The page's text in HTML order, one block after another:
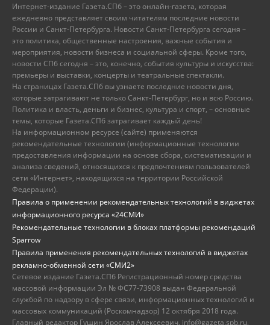
Интернет-издание Газета.СПб – это онлайн-газета, которая
ежедневно представляет своим читателям последние новости
России и Санкт-Петербурга. Новости Санкт-Петербурга сегодня –
это политика, общественные настроения, важные события и
мероприятия, новости бизнеса и социальной сферы. Кроме того,
новости СПб сегодня – это, конечно, события культуры и искусства:
премьеры и выставки, концерты и театральные спектакли.
На страницах Газета.СПб вы узнаете последние новости дня,
которые затрагивают не только Санкт-Петербург, но и всю Россию.
Политика и власть, деньги и бизнес, культура и спорт, – основные
темы, которые Газета.СПб затрагивает каждый день!
На информационном ресурсе (сайте) применяются
рекомендательные технологии (информационные технологии
предоставления информации на основе сбора, систематизации и
анализа сведений, относящихся к предпочтениям пользователей
сети «Интернет», находящихся на территории Российской
Федерации).
Правила о применении рекомендательных технологий в виджетах
информационного ресурса «24СМИ»
Рекомендательные технологии в блоках платформы рекомендаций
Sparrow
Правила применения рекомендательных технологий в виджетах
рекламно-обменной сети «СМИ2»
Сетевое издание Газета.СПб Регистрационный номер средства
массовой информации Эл № ФС77-73908 выдан Федеральной
службой по надзору в сфере связи, информационных технологий и
массовых коммуникаций (Роскомнадзор) 12 октября 2018 года.
Главный редактор Гущин Ярослав Алексеевич, info@gazeta.spb.ru,